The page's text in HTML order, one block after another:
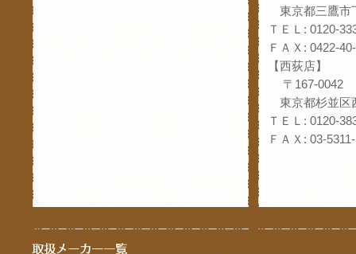
東京都三鷹市
ＴＥＬ: 0120-
ＦＡＸ: 0422-
【西荻店】
〒167-0042
東京都杉並区
ＴＥＬ: 0120-
ＦＡＸ: 03-